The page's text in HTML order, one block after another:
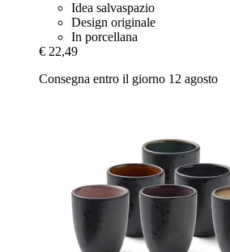
Idea salvaspazio
Design originale
In porcellana
€ 22,49
Consegna entro il giorno 12 agosto